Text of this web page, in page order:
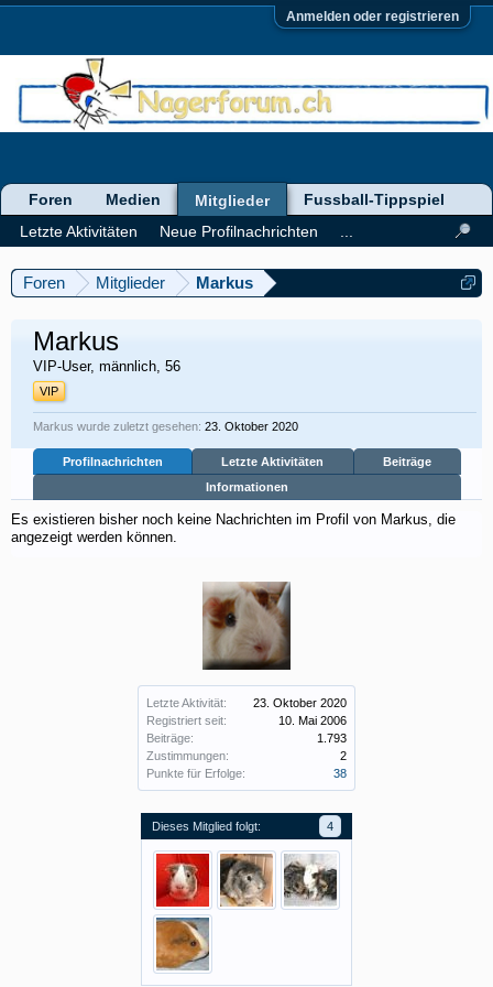
Anmelden oder registrieren
Foren Mitglieder Markus
Letzte Aktivität:
23. Oktober 2020
Registriert seit:
10. Mai 2006
Beiträge:
1.793
Zustimmungen:
2
Punkte für Erfolge:
38
Dieses Mitglied folgt: 4
Markus
VIP-User, männlich, 56
VIP
Markus wurde zuletzt gesehen: 23. Oktober 2020
Profilnachrichten Letzte Aktivitäten
Beiträge
Informationen
Es existieren bisher noch keine Nachrichten im Profil von Markus, die
angezeigt werden können.
Foren Medien
Mitglieder
Letzte Aktivitäten
Neue Profilnachrichten
Fussball-Tippspiel